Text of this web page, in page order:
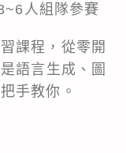
人組隊參賽
課程，從零開
語言生成、圖
手教你。